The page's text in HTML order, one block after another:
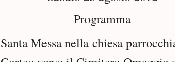
Programma
Santa Messa nella chiesa